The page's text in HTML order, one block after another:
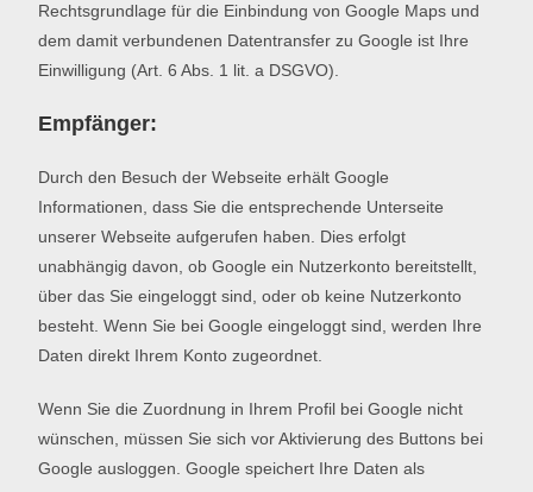
Rechtsgrundlage für die Einbindung von Google Maps und
dem damit verbundenen Datentransfer zu Google ist Ihre
Einwilligung (Art. 6 Abs. 1 lit. a DSGVO).
Empfänger:
Durch den Besuch der Webseite erhält Google
Informationen, dass Sie die entsprechende Unterseite
unserer Webseite aufgerufen haben. Dies erfolgt
unabhängig davon, ob Google ein Nutzerkonto bereitstellt,
über das Sie eingeloggt sind, oder ob keine Nutzerkonto
besteht. Wenn Sie bei Google eingeloggt sind, werden Ihre
Daten direkt Ihrem Konto zugeordnet.
Wenn Sie die Zuordnung in Ihrem Profil bei Google nicht
wünschen, müssen Sie sich vor Aktivierung des Buttons bei
Google ausloggen. Google speichert Ihre Daten als